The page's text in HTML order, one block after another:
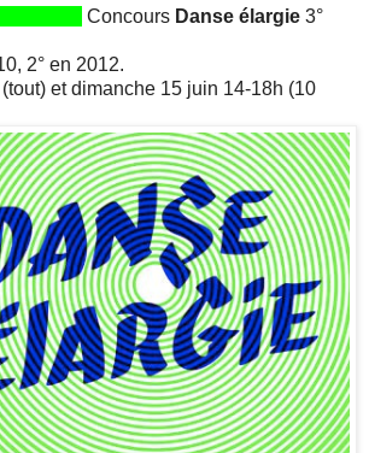
Concours Danse élargie 3°
2° en 2012.
et dimanche 15 juin 14-18h (10